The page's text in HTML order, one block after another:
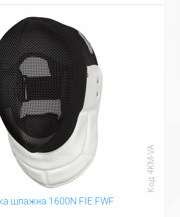
Код: 4KM-VA
шпажна 1600N FIE FWF